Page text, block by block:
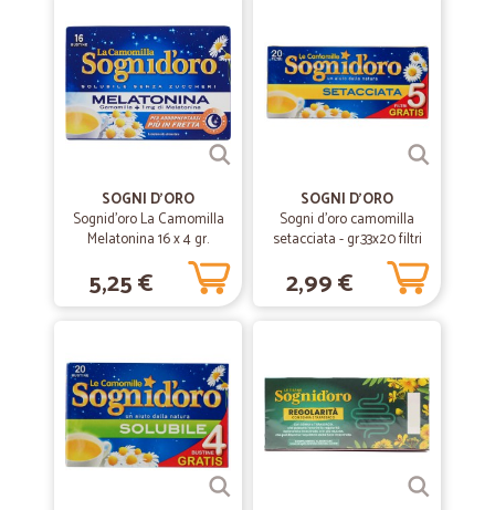
18/10/2021
—Anne-katrin B.
Siamo molto sodisfatti
Siamo molto sodisfatti, una stella in meno per il primo ordine.
Mancavano un sacchetto di cipolle e un litro di latte, che ci sono state
visto che le consegne frigo nella nostra zona avvengono solo una
volta la settimana…. Sarebbe stato meglio mandare latte di un altra
marca magari
Puntuali e prodotti ottimi
25/04/2021
—Angiolo B.
SOGNI D'ORO
Sognid'oro La Camomilla
Melatonina 16 x 4 gr.
5,25 €
SOGNI D'ORO
Sogni d'oro camomilla
setacciata - gr.33x20 filtri
2,99 €